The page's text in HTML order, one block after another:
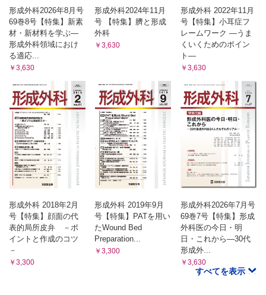
形成外科2026年8月号
69巻8号【特集】新素
材・新材料を学ぶ—
形成外科領域におけ
る適応...
￥3,630
形成外科2024年11月
号 【特集】臍と形成
外科
￥3,630
形成外科 2022年11月
号【特集】小耳症フ
レームワーク ―うま
くいくためのポイン
ト―
￥3,630
形成外科 2018年2月
号【特集】顔面の代
表的局所皮弁 －ポ
イントと作成のコツ
－
￥3,300
形成外科 2019年9月
号【特集】PATを用い
たWound Bed
Preparation...
￥3,300
形成外科2026年7月号
69巻7号【特集】形成
外科医の今日・明
日・これから―30代
形成外...
￥3,630
すべてを表示